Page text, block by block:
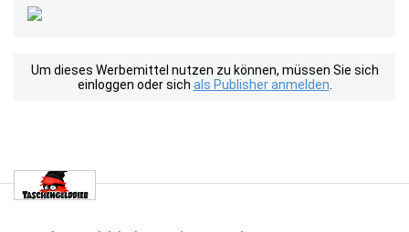
Um dieses Werbemittel nutzen zu können, müssen Sie sich
einloggen oder sich als Publisher anmelden